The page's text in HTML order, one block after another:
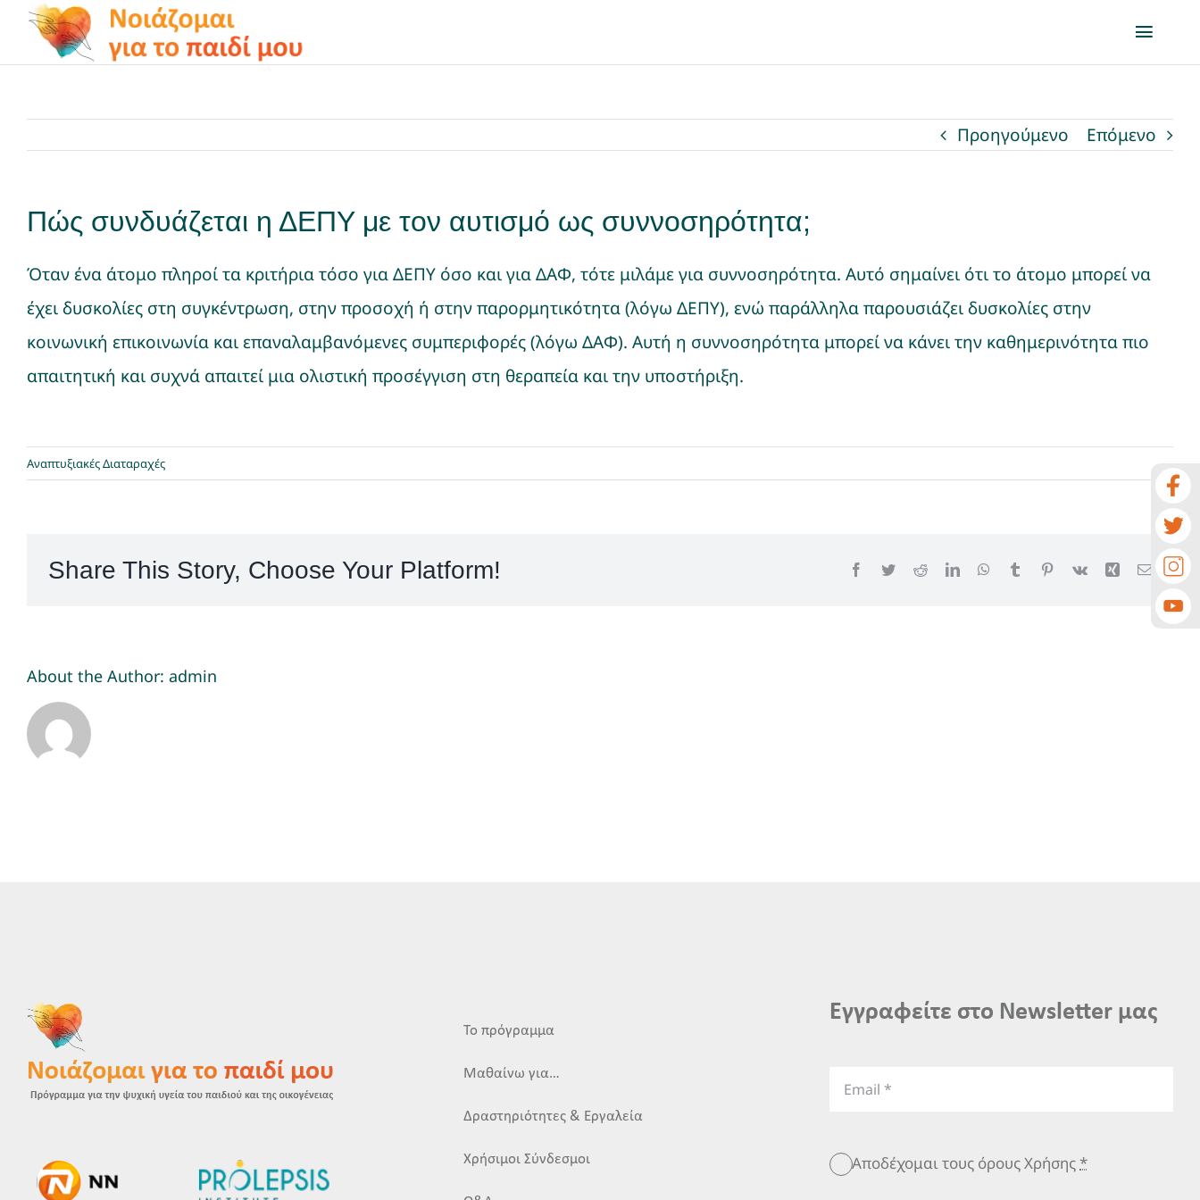
Μετάβαση
Toggle
On air
Χρήσιμοι Σύνδεσμοι
Προηγούμενο Επόμενο
Πώς συνδυάζεται η ΔΕΠΥ με τον αυτισμό ως συννοσηρότητα;
Όταν ένα άτομο πληροί τα κριτήρια τόσο για ΔΕΠΥ όσο και για ΔΑΦ, τότε μιλάμε για συννοσηρότητα. Αυτό σημαίνει ότι το άτομο μπορεί να
έχει δυσκολίες στη συγκέντρωση, στην προσοχή ή στην παρορμητικότητα (λόγω ΔΕΠΥ), ενώ παράλληλα παρουσιάζει δυσκολίες στην
κοινωνική επικοινωνία και επαναλαμβανόμενες συμπεριφορές (λόγω ΔΑΦ). Αυτή η συννοσηρότητα μπορεί να κάνει την καθημερινότητα πιο
απαιτητική και συχνά απαιτεί μια ολιστική προσέγγιση στη θεραπεία και την υποστήριξη.
Αναπτυξιακές Διαταραχές
Share This Story, Choose Your Platform! Facebook
TwitterRedditLinkedInWhatsApp
Tumblr Pinterest
Vk Xing Email
About the Author: admin
Το πρόγραμμα
Μαθαίνω για…
Δραστηριότητες & Εργαλεία
Χρήσιμοι Σύνδεσμοι
Εγγραφείτε στο Newsletter μας
Αποδέχομαι τους όρους Χρήσης*